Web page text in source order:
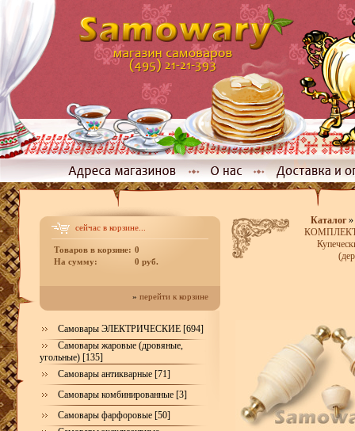
сейчас в корзине...
Товаров в корзине: 0
На сумму:
0 руб.
» перейти к корзине
Самовары ЭЛЕКТРИЧЕСКИЕ [694]
Самовары жаровые (дровяные,
угольные) [135]
Самовары антикварные [71]
Самовары комбинированные [3]
Самовары фарфоровые [50]
Каталог»